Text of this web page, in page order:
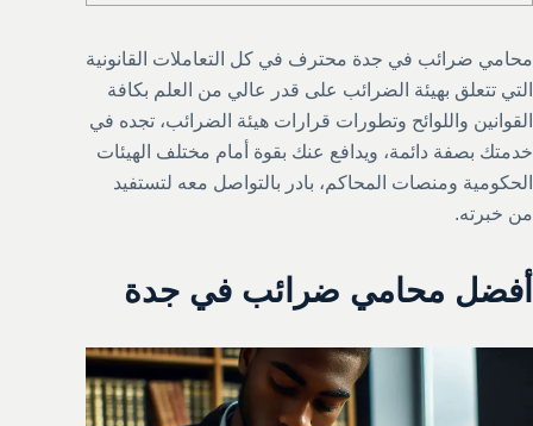
محامي ضرائب في جدة محترف في كل التعاملات القانونية
التي تتعلق بهيئة الضرائب على قدر عالي من العلم بكافة
القوانين واللوائح وتطورات قرارات هيئة الضرائب، تجده في
خدمتك بصفة دائمة، ويدافع عنك بقوة أمام مختلف الهيئات
الحكومية ومنصات المحاكم، بادر بالتواصل معه لتستفيد
من خبرته.
أفضل محامي ضرائب في جدة